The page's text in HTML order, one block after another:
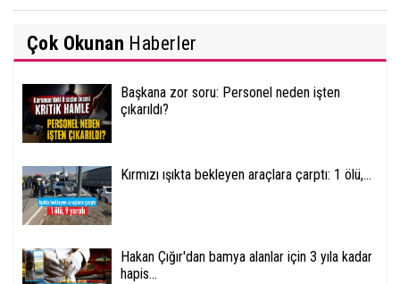
Çok Okunan Haberler
Başkana zor soru: Personel neden işten
çıkarıldı?
Kırmızı ışıkta bekleyen araçlara çarptı: 1 ölü,...
Hakan Çığır'dan bamya alanlar için 3 yıla kadar
hapis...